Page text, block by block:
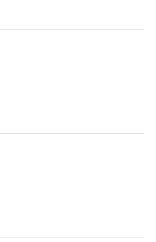
、現在搭載されているレンズと
カラーレンズを組み合わせて作